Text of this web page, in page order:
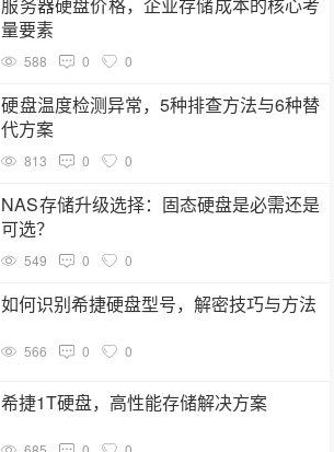
服务器硬盘价格，企业存储成本的核心考
量要素
588 0 0
硬盘温度检测异常，5种排查方法与6种替
代方案
813 0 0
NAS存储升级选择：固态硬盘是必需还是
可选？
549 0 0
如何识别希捷硬盘型号，解密技巧与方法
566 0 0
希捷1T硬盘，高性能存储解决方案